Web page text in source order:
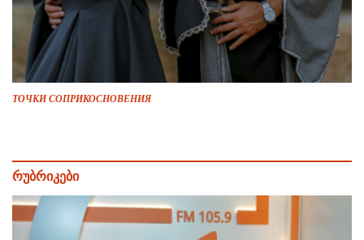
ТОЧКИ СОПРИКОСНОВЕНИЯ
რუბრიკები